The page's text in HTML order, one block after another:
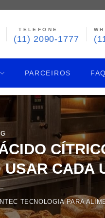
TELEFONE
(11) 2090-1777
PARCEIROS
CADA
TECNOLOGIA PARA